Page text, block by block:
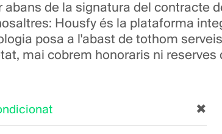
de la signatura del contracte
Housfy és la plataforma
posa a l'abast de tothom
mai cobrem honoraris ni
✖